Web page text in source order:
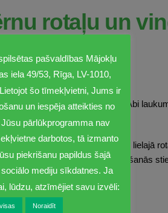
rotaļu un
jauns vingrošanas laukums. Abi
vadītājs Edijs Pelšs.
deviņas rotaļu ierīces lielajā
segums un uzstādīti pievilkšanās
laukumiem atjaunoti celiņi.
pašvaldības Mājokļu
iela 49/53, Rīga, LV-1010,
šo tīmekļvietni, Jums ir
un iespēja atteikties no
pārlūkprogramma nav
darbotos, tā izmanto
piekrišanu papildus šajā
mediju sīkdatnes. Ja
lūdzu, atzīmējiet savu izvēli:
Noraidīt